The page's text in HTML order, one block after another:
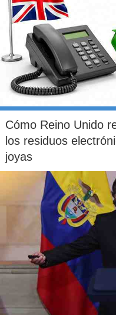
Cómo Reino Unido
los residuos
joyas